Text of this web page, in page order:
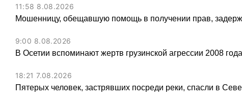
11:58 8.08.2026
Мошенницу, обещавшую помощь в получении прав,
9:00 8.08.2026
В Осетии вспоминают жертв грузинской агрессии 2008 года
18:21 7.08.2026
Пятерых человек, застрявших посреди реки, спасли в